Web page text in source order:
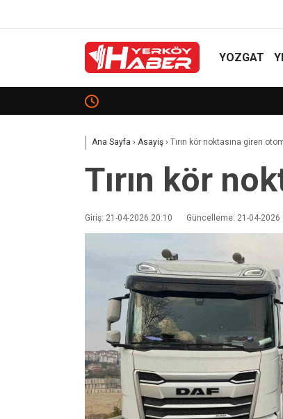
YOZGAT
Ana Sayfa › Asayiş › Tırın kör noktasına giren
Tırın kör
Giriş: 21-04-2026 20:10 Güncelleme: 21-04-2026